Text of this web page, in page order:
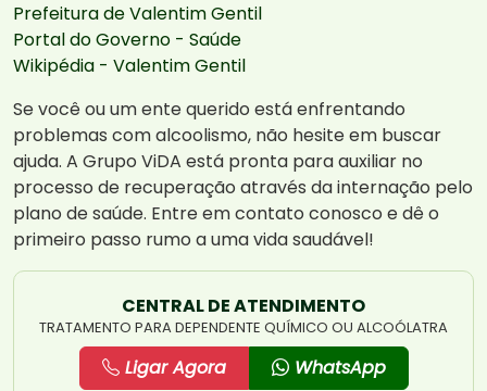
Prefeitura de Valentim Gentil
Portal do Governo - Saúde
Wikipédia - Valentim Gentil
Se você ou um ente querido está enfrentando
problemas com alcoolismo, não hesite em buscar
ajuda. A Grupo ViDA está pronta para auxiliar no
processo de recuperação através da internação pelo
plano de saúde. Entre em contato conosco e dê o
primeiro passo rumo a uma vida saudável!
CENTRAL DE ATENDIMENTO
TRATAMENTO PARA DEPENDENTE QUÍMICO OU ALCOÓLATRA
Ligar Agora WhatsApp